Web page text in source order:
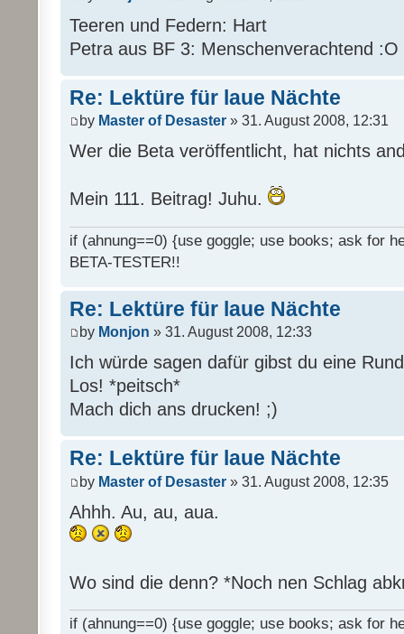
Teeren und Federn: Hart
Petra aus BF 3: Menschenverachtend :O
Re: Lektüre für laue Nächte
by Master of Desaster » 31. August 2008, 12:31
Wer die Beta veröffentlicht, hat nichts
Mein 111. Beitrag! Juhu.
if (ahnung==0) {use goggle; use books; ask for
BETA-TESTER!!
Re: Lektüre für laue Nächte
by Monjon » 31. August 2008, 12:33
Ich würde sagen dafür gibst du eine
Los! *peitsch*
Mach dich ans drucken! ;)
Re: Lektüre für laue Nächte
by Master of Desaster » 31. August 2008, 12:35
Ahhh. Au, au, aua.
Wo sind die denn? *Noch nen Schlag
if (ahnung==0) {use goggle; use books; ask for